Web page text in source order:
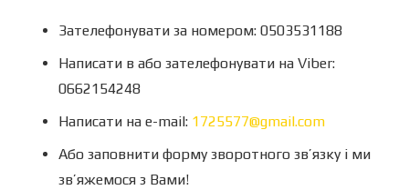
Зателефонувати за номером: 0503531188
Написати в або зателефонувати на Viber:
0662154248
Написати на e-mail: 1725577@gmail.com
Або заповнити форму зворотного зв’язку і ми
зв’яжемося з Вами!